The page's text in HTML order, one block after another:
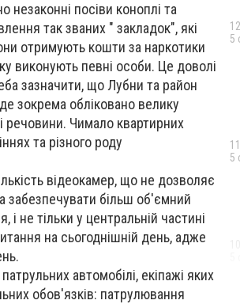
незаконні посіви коноплі та
так званих " закладок", які
отримують кошти за наркотики
виконують певні особи. Це доволі
зазначити, що Лубни та район
зокрема обліковано велику
Чимало квартирних
та різного роду
відеокамер, що не дозволяє
забезпечувати більш об'ємний
не тільки у центральній частині
на сьогоднішній день, адже
автомобілі, екіпажі яких
обов'язків: патрулювання
5
5